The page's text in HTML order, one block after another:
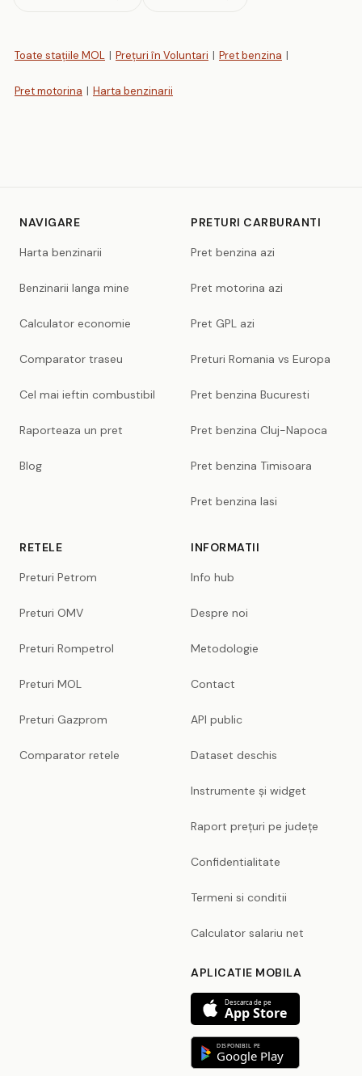
Toate stațiile MOL | Prețuri în Voluntari | Pret benzina |
Pret motorina | Harta benzinarii
NAVIGARE
Harta benzinarii
Benzinarii langa mine
Calculator economie
Comparator traseu
Cel mai ieftin combustibil
Raporteaza un pret
Blog
PRETURI CARBURANTI
Pret benzina azi
Pret motorina azi
Pret GPL azi
Preturi Romania vs Europa
Pret benzina Bucuresti
Pret benzina Cluj-Napoca
Pret benzina Timisoara
Pret benzina Iasi
RETELE
Preturi Petrom
Preturi OMV
Preturi Rompetrol
Preturi MOL
Preturi Gazprom
Comparator retele
INFORMATII
Info hub
Despre noi
Metodologie
Contact
API public
Dataset deschis
Instrumente și widget
Raport prețuri pe județe
Confidentialitate
Termeni si conditii
Calculator salariu net
APLICATIE MOBILA
Descarca de pe
App Store
DISPONIBIL PE
Google Play